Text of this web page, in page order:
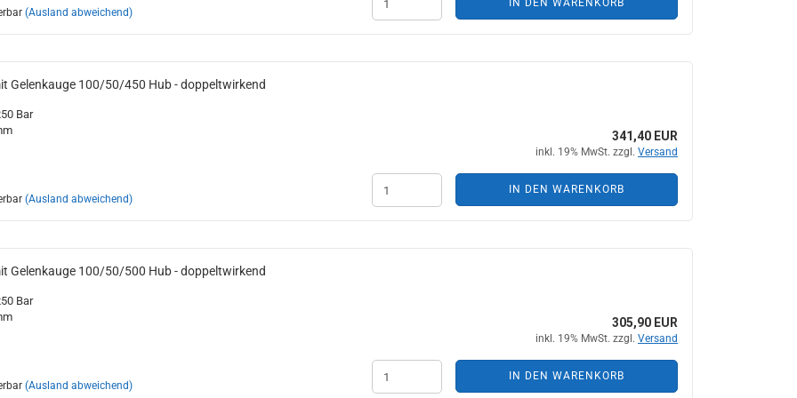
(Ausland abweichend)
IN DEN WARENKORB
Gelenkauge 100/50/450 Hub - doppeltwirkend
Bar
(Ausland abweichend)
341,40 EUR
inkl. 19% MwSt. zzgl. Versand
IN DEN WARENKORB
Gelenkauge 100/50/500 Hub - doppeltwirkend
Bar
(Ausland abweichend)
305,90 EUR
inkl. 19% MwSt. zzgl. Versand
IN DEN WARENKORB